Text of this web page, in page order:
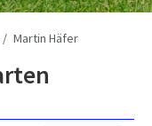
Martin Häfer